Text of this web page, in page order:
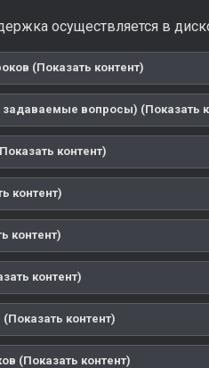
осуществляется в
(Показать контент)
задаваемые вопросы) (Показать
контент)
контент)
контент)
контент)
контент)
(Показать контент)